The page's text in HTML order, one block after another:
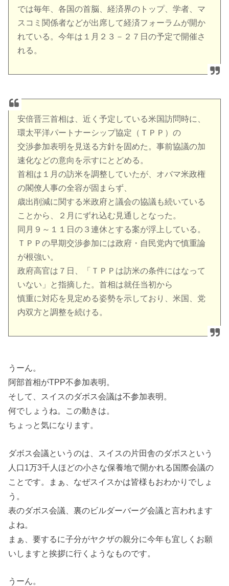
では毎年、各国の首脳、経済界のトップ、学者、マ
スコミ関係者などが出席して経済フォーラムが開か
れている。今年は１月２３－２７日の予定で開催さ
れる。
安倍晋三首相は、近く予定している米国訪問時に、
環太平洋パートナーシップ協定（ＴＰＰ）の
交渉参加表明を見送る方針を固めた。事前協議の加
速化などの意向を示すにとどめる。
首相は１月の訪米を調整していたが、オバマ米政権
の閣僚人事の全容が固まらず、
歳出削減に関する米政府と議会の協議も続いている
ことから、２月にずれ込む見通しとなった。
同月９～１１日の３連休とする案が浮上している。
ＴＰＰの早期交渉参加には政府・自民党内で慎重論
が根強い。
政府高官は７日、「ＴＰＰは訪米の条件にはなって
いない」と指摘した。首相は就任当初から
慎重に対応を見定める姿勢を示しており、米国、党
内双方と調整を続ける。
うーん。
阿部首相がTPP不参加表明。
そして、スイスのダボス会議は不参加表明。
何でしょうね。この動きは。
ちょっと気になります。
ダボス会議というのは、スイスの片田舎のダボスという
人口1万3千人ほどの小さな保養地で開かれる国際会議の
ことです。まぁ、なぜスイスかは皆様もおわかりでしょ
う。
表のダボス会議、裏のビルダーバーグ会議と言われます
よね。
まぁ、要するに子分がヤクザの親分に今年も宜しくお願
いしますと挨拶に行くようなものです。
うーん。